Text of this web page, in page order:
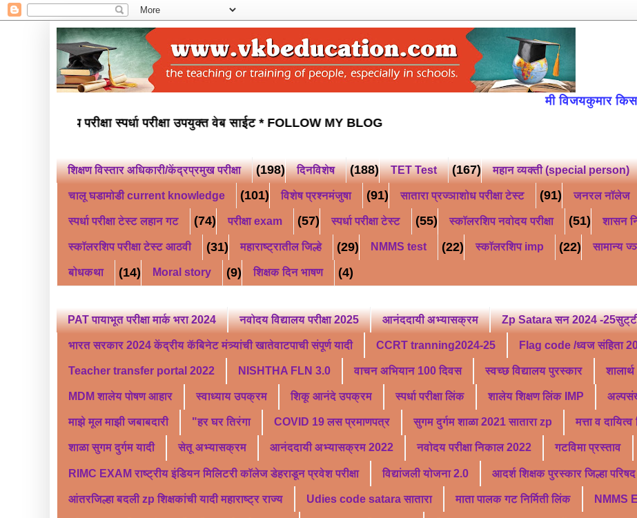
मी विजयकुमार किसन भुजबळ
नवोदय परीक्षा स्कॉलरशिप परीक्षा स्पर्धा परीक्षा उपयुक्त वेब साईट *FOLLOW MY BLOG
शिक्षण विस्तार अधिकारी/केंद्रप्रमुख परीक्षा (198) दिनविशेष (188) TET Test (167) महान व्यक्ती (special person)
चालू घडामोडी current knowledge (101) विशेष प्रश्नमंजुषा (91) सातारा प्रज्ञाशोध परीक्षा टेस्ट (91) जनरल नॉलेज
स्पर्धा परीक्षा टेस्ट लहान गट (74) परीक्षा exam (57) स्पर्धा परीक्षा टेस्ट (55) स्कॉलरशिप नवोदय परीक्षा (51) शासन
स्कॉलरशिप परीक्षा टेस्ट आठवी (31) महाराष्ट्रातील जिल्हे (29) NMMS test (22) स्कॉलरशिप imp (22) सामान्य
बोधकथा (14) Moral story (9) शिक्षक दिन भाषण (4)
PAT पायाभूत परीक्षा मार्क भरा 2024 नवोदय विद्यालय परीक्षा 2025 आनंददायी अभ्यासक्रम Zp Satara सन 2024 -
भारत सरकार 2024 केंद्रीय कॅबिनेट मंत्र्यांची खातेवाटपाची संपूर्ण यादी CCRT tranning2024-25 Flag code /ध्वज संहिता
Teacher transfer portal 2022 NISHTHA FLN 3.0 वाचन अभियान 100 दिवस स्वच्छ विद्यालय पुरस्कार
MDM शालेय पोषण आहार स्वाध्याय उपक्रम शिकू आनंदे उपक्रम स्पर्धा परीक्षा लिंक शालेय शिक्षण लिंक IMP
माझे मूल माझी जबाबदारी "हर घर तिरंगा COVID 19 लस प्रमाणपत्र सुगम दुर्गम शाळा 2021 सातारा zp मत्ता व
शाळा सुगम दुर्गम यादी सेतू अभ्यासक्रम आनंददायी अभ्यासक्रम 2022 नवोदय परीक्षा निकाल 2022 गटविमा प्रस्ताव
RIMC EXAM राष्ट्रीय इंडियन मिलिटरी कॉलेज डेहराडून प्रवेश परीक्षा विद्यांजली योजना 2.0 आदर्श शिक्षक पुरस्कार जिल्हा परिषद
आंतरजिल्हा बदली zp शिक्षकांची यादी महाराष्ट्र राज्य Udies code satara सातारा माता पालक गट निर्मिती लिंक NMMS